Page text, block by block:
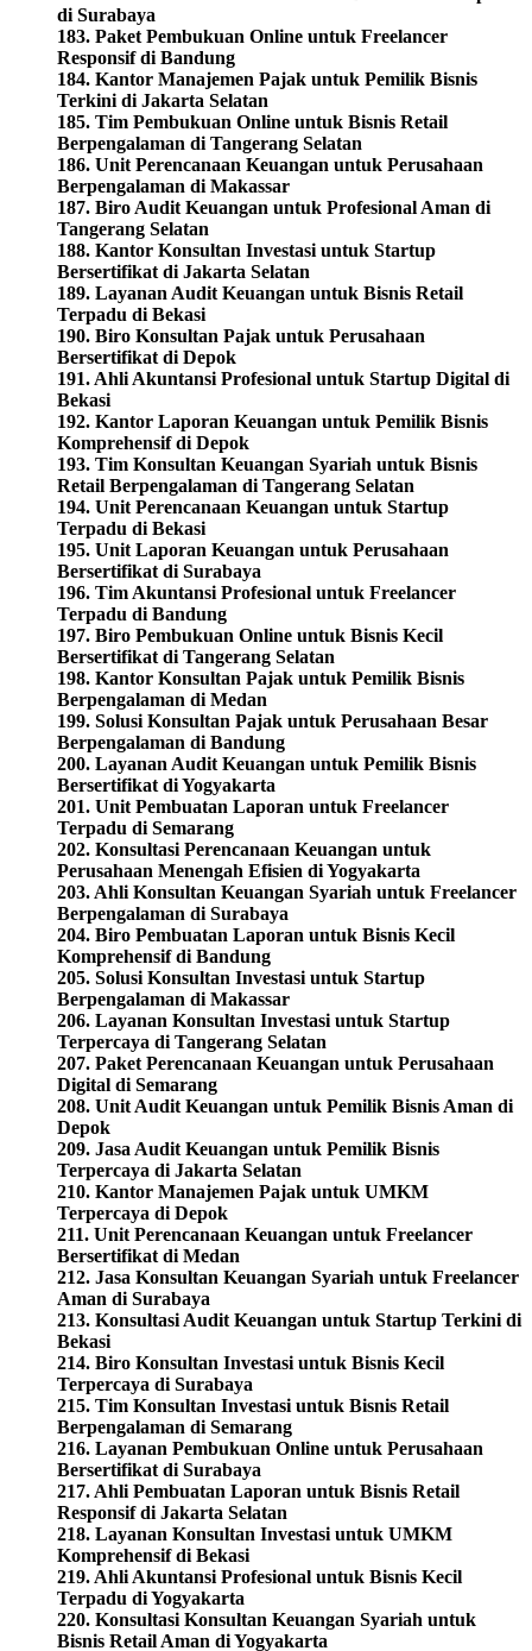
di Surabaya
183. Paket Pembukuan Online untuk Freelancer
Responsif di Bandung
184. Kantor Manajemen Pajak untuk Pemilik Bisnis
Terkini di Jakarta Selatan
185. Tim Pembukuan Online untuk Bisnis Retail
Berpengalaman di Tangerang Selatan
186. Unit Perencanaan Keuangan untuk Perusahaan
Berpengalaman di Makassar
187. Biro Audit Keuangan untuk Profesional Aman di
Tangerang Selatan
188. Kantor Konsultan Investasi untuk Startup
Bersertifikat di Jakarta Selatan
189. Layanan Audit Keuangan untuk Bisnis Retail
Terpadu di Bekasi
190. Biro Konsultan Pajak untuk Perusahaan
Bersertifikat di Depok
191. Ahli Akuntansi Profesional untuk Startup Digital di
Bekasi
192. Kantor Laporan Keuangan untuk Pemilik Bisnis
Komprehensif di Depok
193. Tim Konsultan Keuangan Syariah untuk Bisnis
Retail Berpengalaman di Tangerang Selatan
194. Unit Perencanaan Keuangan untuk Startup
Terpadu di Bekasi
195. Unit Laporan Keuangan untuk Perusahaan
Bersertifikat di Surabaya
196. Tim Akuntansi Profesional untuk Freelancer
Terpadu di Bandung
197. Biro Pembukuan Online untuk Bisnis Kecil
Bersertifikat di Tangerang Selatan
198. Kantor Konsultan Pajak untuk Pemilik Bisnis
Berpengalaman di Medan
199. Solusi Konsultan Pajak untuk Perusahaan Besar
Berpengalaman di Bandung
200. Layanan Audit Keuangan untuk Pemilik Bisnis
Bersertifikat di Yogyakarta
201. Unit Pembuatan Laporan untuk Freelancer
Terpadu di Semarang
202. Konsultasi Perencanaan Keuangan untuk
Perusahaan Menengah Efisien di Yogyakarta
203. Ahli Konsultan Keuangan Syariah untuk Freelancer
Berpengalaman di Surabaya
204. Biro Pembuatan Laporan untuk Bisnis Kecil
Komprehensif di Bandung
205. Solusi Konsultan Investasi untuk Startup
Berpengalaman di Makassar
206. Layanan Konsultan Investasi untuk Startup
Terpercaya di Tangerang Selatan
207. Paket Perencanaan Keuangan untuk Perusahaan
Digital di Semarang
208. Unit Audit Keuangan untuk Pemilik Bisnis Aman di
Depok
209. Jasa Audit Keuangan untuk Pemilik Bisnis
Terpercaya di Jakarta Selatan
210. Kantor Manajemen Pajak untuk UMKM
Terpercaya di Depok
211. Unit Perencanaan Keuangan untuk Freelancer
Bersertifikat di Medan
212. Jasa Konsultan Keuangan Syariah untuk Freelancer
Aman di Surabaya
213. Konsultasi Audit Keuangan untuk Startup Terkini di
Bekasi
214. Biro Konsultan Investasi untuk Bisnis Kecil
Terpercaya di Surabaya
215. Tim Konsultan Investasi untuk Bisnis Retail
Berpengalaman di Semarang
216. Layanan Pembukuan Online untuk Perusahaan
Bersertifikat di Surabaya
217. Ahli Pembuatan Laporan untuk Bisnis Retail
Responsif di Jakarta Selatan
218. Layanan Konsultan Investasi untuk UMKM
Komprehensif di Bekasi
219. Ahli Akuntansi Profesional untuk Bisnis Kecil
Terpadu di Yogyakarta
220. Konsultasi Konsultan Keuangan Syariah untuk
Bisnis Retail Aman di Yogyakarta